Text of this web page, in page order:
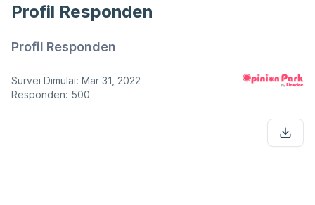
Profil Responden
Profil Responden
Survei Dimulai: Mar 31, 2022
Responden: 500